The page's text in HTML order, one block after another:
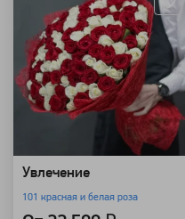
Увлечение
101 красная и белая роза